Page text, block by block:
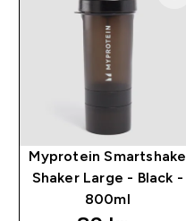
Myprotein Smartshake
Shaker Large - Black -
800ml